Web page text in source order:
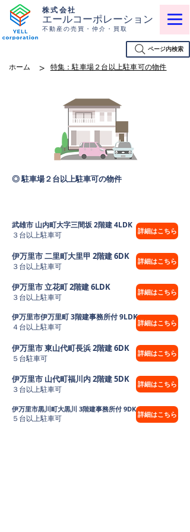
株式会社
エールコーポレーション
不動産の売買・仲介・買取
ページ内検索
ホーム > 特集：駐車場２台以上駐車可の物件
◎ 駐車場２台以上駐車可の物件
武雄市 山内町大字三間坂 2階建 4LDK
３台以上駐車可 詳細はこちら
伊万里市 二里町大里甲 2階建 6DK
３台以上駐車可
詳細はこちら
伊万里市 立花町 2階建 6LDK
３台以上駐車可
詳細はこちら
伊万里市伊万里町 3階建事務所付 9LDK
４台以上駐車可 詳細はこちら
伊万里市 東山代町長浜 2階建 6DK
５台駐車可
詳細はこちら
伊万里市 山代町福川内 2階建 5DK
３台以上駐車可
詳細はこちら
伊万里市黒川町大黒川 3階建事務所付 9DK
５台以上駐車可 詳細はこちら